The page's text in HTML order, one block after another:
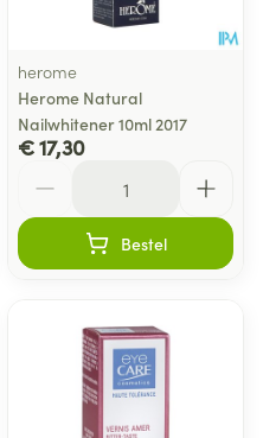
herome
Herome Natural
Nailwhitener 10ml 2017
€ 17,30
Bestel